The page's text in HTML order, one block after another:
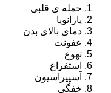
حمله ی قلبی
پارانویا
دمای بالای بدن
عفونت
تهوع
استفراغ
آسپیراسیون
خفگی